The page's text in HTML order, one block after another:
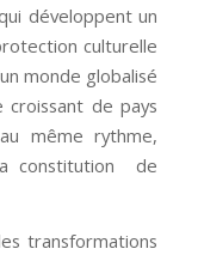
développent un
culturelle
monde globalisé
croissant de pays
même rythme,
constitution de
transformations